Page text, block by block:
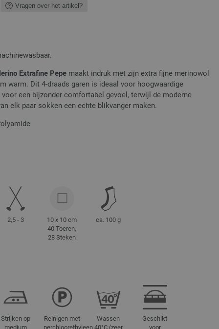
Vragen over het artikel?
Extrafine Pepe maakt indruk met zijn extra fijne merinowol
warm. Dit 4-draads garen is ideaal voor hoogwaardige
een bijzonder comfortabel gevoel, terwijl de moderne
elk paar sokken een echte blikvanger maken.
2,5 - 3
10 x 10 cm
40 Toeren,
28 Steken
ca. 100 g
Strijken op
medium
Reinigen met
perchloorethyleen
Wassen
40°C (zeer
Geschikt
voor